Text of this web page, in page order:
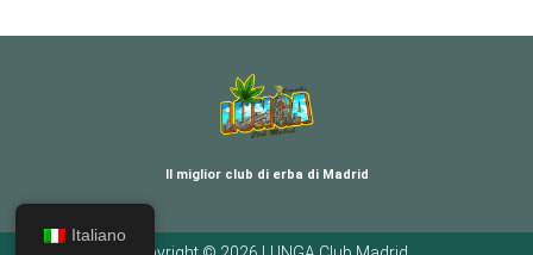
Il miglior club di erba di Madrid
Italiano